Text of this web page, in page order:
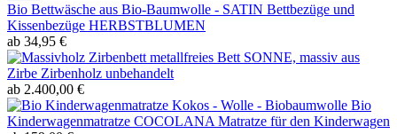
Bio Bettwäsche aus Bio-Baumwolle - SATIN Bettbezüge und
Kissenbezüge HERBSTBLUMEN
ab 34,95 €
metallfreies Bett SONNE, massiv aus
Zirbe Zirbenholz unbehandelt
ab 2.400,00 €
Bio
Kinderwagenmatratze COCOLANA Matratze für den Kinderwagen